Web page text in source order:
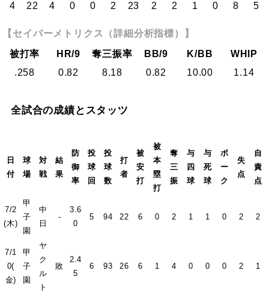
4 22 4 0 0 2 23 2 2 1 0 8 5
【セイバーメトリクス（詳細分析指標）】
被打率
HR/9 奪三振率 BB/9 K/BB
WHIP
.258
0.82 8.18 0.82 10.00 1.14
全試合の成績とスタッツ
日
付
球
場
対
戦
結
果
防
御
率
投
球
回
投
球
数
打
者
被
安
打
被
本
塁
打
奪
三
振
与
四
球
与
死
球
ボ
ー
ク
失
点
自
責
点
7/2
(木)
甲
子
園
中
日
-
3.6
0
5 94 22 6 0 2 1 1 0 2 2
7/1
0(
金)
甲
子
園
ヤ
ク
ル
ト
敗
2.4
5
6 93 26 6 1 4 0 0 0 2 1